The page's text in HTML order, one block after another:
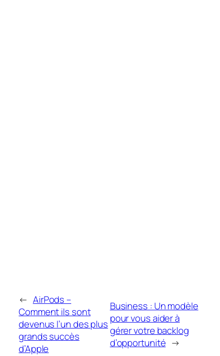
← AirPods –
Comment ils sont
devenus l’un des plus
grands succès
d’Apple
Business : Un modèle
pour vous aider à
gérer votre backlog
d’opportunité →